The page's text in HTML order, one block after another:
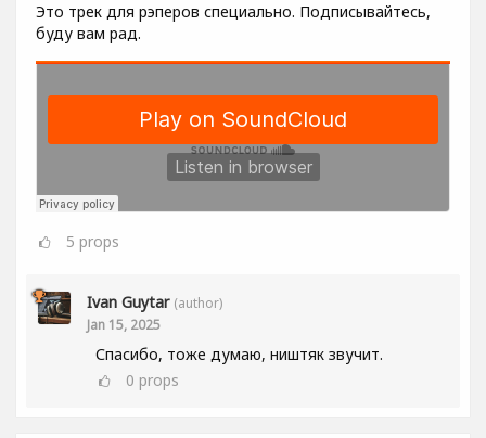
Это трек для рэперов специально. Подписывайтесь,
буду вам рад.
5 props
Ivan Guytar (author)
Jan 15, 2025
Спасибо, тоже думаю, ништяк звучит.
0 props